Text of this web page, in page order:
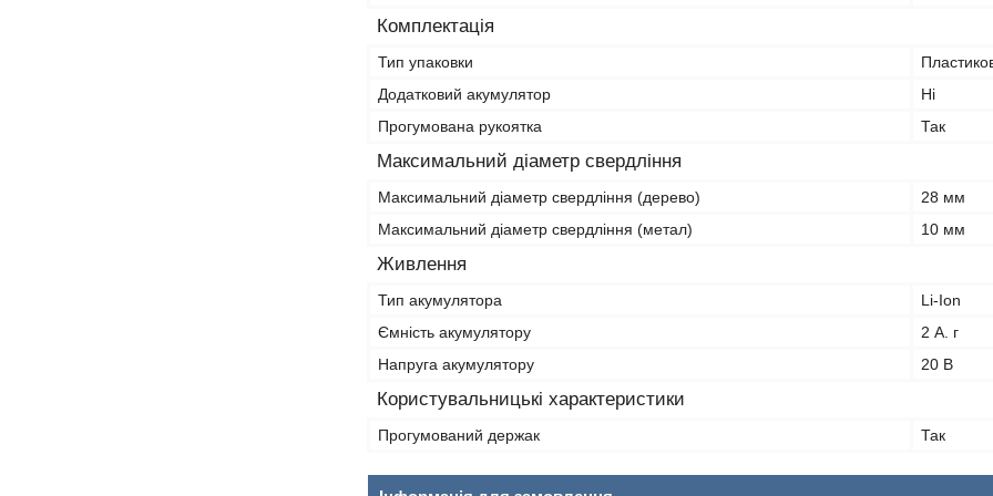
Комплектація
Тип упаковки
Додатковий акумулятор
Ні
Прогумована рукоятка
Так
Максимальний діаметр свердління
Максимальний діаметр свердління (дерево)
28 мм
Максимальний діаметр свердління (метал)
10 мм
Живлення
Тип акумулятора
Li-Ion
Ємність акумулятору
2 А. г
Напруга акумулятору
20 В
Користувальницькі характеристики
Прогумований держак Так